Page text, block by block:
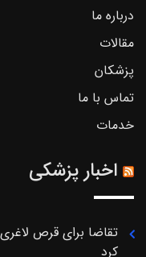
درباره ما
مقالات
پزشکان
تماس با ما
خدمات
اخبار پزشکی
کرد